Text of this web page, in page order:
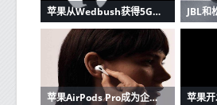
苹果从Wedbush获得5G潜在看涨信号
苹果AirPods Pro成为企业家最好朋友的3个原因